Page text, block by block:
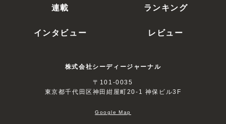
連載 ランキング
インタビュー レビュー
株式会社シーディージャーナル
〒101-0035
東京都千代田区神田紺屋町20-1 神保ビル3F
Google Map